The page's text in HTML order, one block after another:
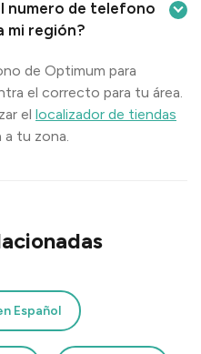
numero de telefono
mi región?
de Optimum para
el correcto para tu área.
el localizador de tiendas
a tu zona.
Español